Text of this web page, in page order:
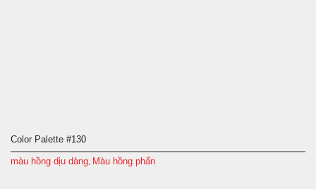
Color Palette #130
màu hồng dịu dàng Màu hồng phấn